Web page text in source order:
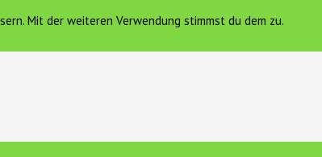
VEREIN HOF SONNENGOLD E.V.
Mit der weiteren Verwendung stimmst du dem zu.